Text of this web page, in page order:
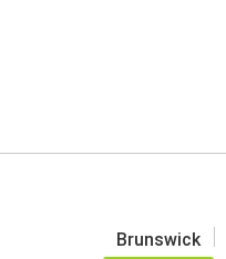
Brunswick